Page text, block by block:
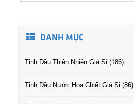
DANH MỤC
Tinh Dầu Thiên Nhiên Giá Sỉ (186)
Tinh Dầu Nước Hoa Chiết Giá Sỉ (86)